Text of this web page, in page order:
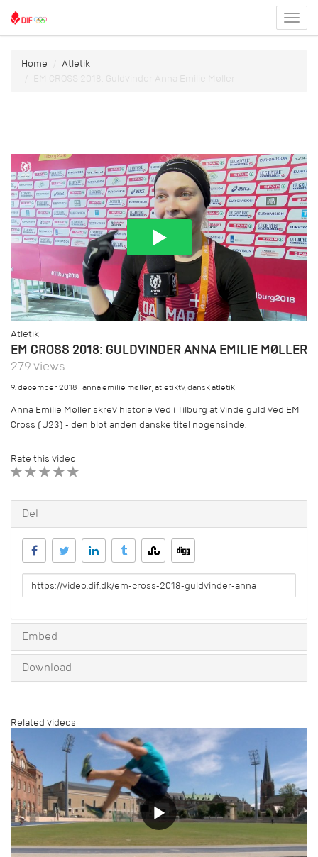
menu
Home
Atletik
EM CROSS 2018: Guldvinder Anna Emilie Møller
Atletik
EM CROSS 2018: GULDVINDER ANNA EMILIE MØLLER
279 views
9. december 2018 anna emilie møller,atletiktv,dansk atletik
Anna Emilie Møller skrev historie ved i Tilburg at vinde guld ved EM
Cross (U23) - den blot anden danske titel nogensinde.
Rate this video
Del
URL
to
Embed
Download
Related videos